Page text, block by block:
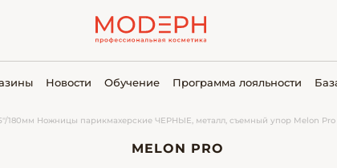
Новости Обучение Программа лояльности
180мм Ножницы парикмахерские ЧЕРНЫЕ, металл, съемный упор Melon Pro
MELON PRO